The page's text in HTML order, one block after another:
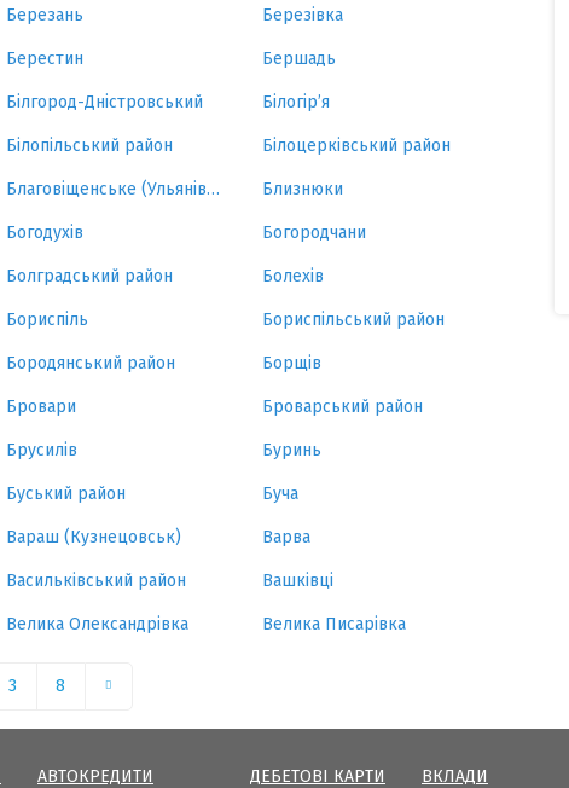
Березань Березівка
Берестин Бершадь
Білгород-Дністровський Білогір’я
Білопільський район Білоцерківський район
Благовіщенське (Ульянівка) Близнюки
Богодухів Богородчани
Болградський район Болехів
Бориспіль Бориспільський район
Бородянський район Борщів
Бровари Броварський район
Брусилів Буринь
Буський район Буча
Вараш (Кузнецовськ) Варва
Васильківський район Вашківці
Велика Олександрівка Велика Писарівка
3 8
АВТОКРЕДИТИ ДЕБЕТОВІ КАРТИ ВКЛАДИ